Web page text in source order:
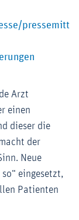
pressemitt
Arzt
einen
dieser die
der
Neue
eingesetzt,
Patienten